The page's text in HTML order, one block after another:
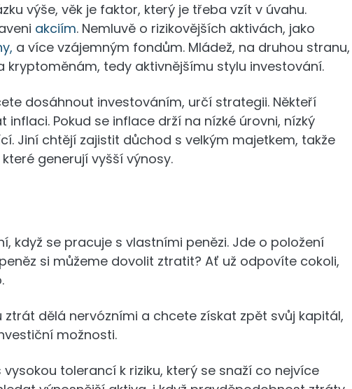
výše, věk je faktor, který je třeba vzít v úvahu.
akciím. Nemluvě o rizikovějších aktivách, jako
a více vzájemným fondům. Mládež, na druhou stranu,
kryptoměnám, tedy aktivnějšímu stylu investování.
dosáhnout investováním, určí strategii. Někteří
Pokud se inflace drží na nízké úrovni, nízký
Jiní chtějí zajistit důchod s velkým majetkem, takže
generují vyšší výnosy.
když se pracuje s vlastními penězi. Jde o položení
si můžeme dovolit ztratit? Ať už odpovíte cokoli,
ztrát dělá nervózními a chcete získat zpět svůj kapitál,
možnosti.
tolerancí k riziku, který se snaží co nejvíce